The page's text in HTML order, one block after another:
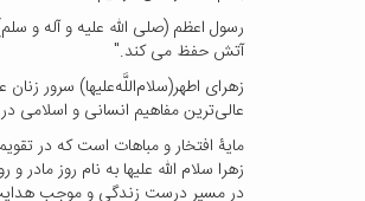
رسول اعظم (صلى الله علیه و آله و
آتش حفظ مى کند."
زهرای اطهر(سلام‌اللَّه‌علیها) سرور
عالی‌ترین مفاهیم انسانی و اسلامی
مایۀ افتخار و مباهات است که در
زهرا سلام الله علیها به نام روز
در مسیر درست زندگی و موجب هدایت